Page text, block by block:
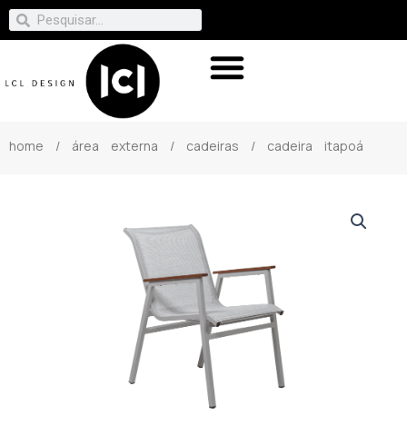
home / área externa / cadeiras / cadeira itapoá